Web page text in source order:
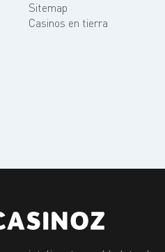
Sitemap
Casinos en tierra